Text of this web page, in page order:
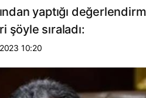
yaptığı
sıraladı:
10:20